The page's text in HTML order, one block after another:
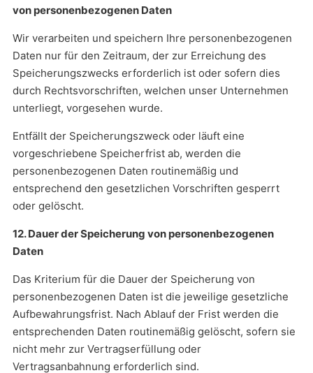
von personenbezogenen Daten
Wir verarbeiten und speichern Ihre personenbezogenen
Daten nur für den Zeitraum, der zur Erreichung des
Speicherungszwecks erforderlich ist oder sofern dies
durch Rechtsvorschriften, welchen unser Unternehmen
unterliegt, vorgesehen wurde.
Entfällt der Speicherungszweck oder läuft eine
vorgeschriebene Speicherfrist ab, werden die
personenbezogenen Daten routinemäßig und
entsprechend den gesetzlichen Vorschriften gesperrt
oder gelöscht.
12. Dauer der Speicherung von personenbezogenen
Daten
Das Kriterium für die Dauer der Speicherung von
personenbezogenen Daten ist die jeweilige gesetzliche
Aufbewahrungsfrist. Nach Ablauf der Frist werden die
entsprechenden Daten routinemäßig gelöscht, sofern sie
nicht mehr zur Vertragserfüllung oder
Vertragsanbahnung erforderlich sind.